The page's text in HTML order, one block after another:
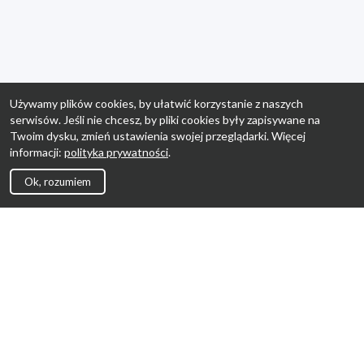
Używamy plików cookies, by ułatwić korzystanie z naszych
serwisów. Jeśli nie chcesz, by pliki cookies były zapisywane na
Twoim dysku, zmień ustawienia swojej przeglądarki. Więcej
informacji: polityka prywatności.
Ok, rozumiem